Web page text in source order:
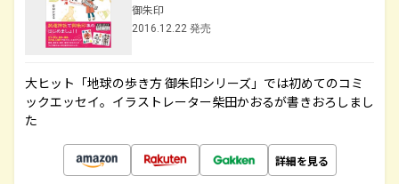
御朱印
2016.12.22 発売
大ヒット「地球の歩き方 御朱印シリーズ」では初めてのコミ
ックエッセイ。イラストレーター柴田かおるが書きおろしまし
た
詳細を見る